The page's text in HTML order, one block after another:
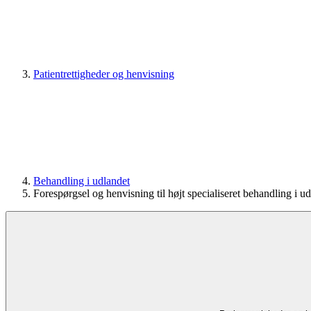
Patientrettigheder og henvisning
Behandling i udlandet
Forespørgsel og henvisning til højt specialiseret behandling i